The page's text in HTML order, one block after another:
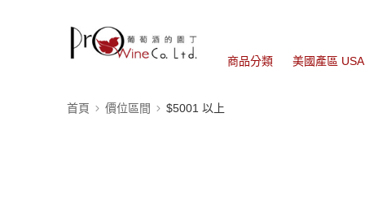
商品分類 美國產區 USA
首頁 價位區間 $5001 以上